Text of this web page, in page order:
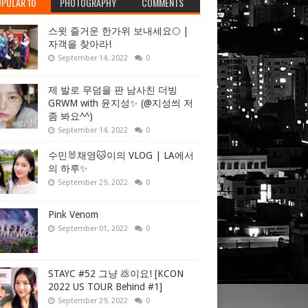
스윗 즐거운 한가위 보내세요🌕 |
자객을 찾아라!
September 14, 2022 0
제 발로 무덤을 판 남사친 더빙
GRWM with 윤지성✨ (@지성씌 저
좀 봐요^^)
September 14, 2022 0
수민🐰채영🐱이의 VLOG | LA에서
의 하루✨
September 29, 2022 0
Pink Venom
September 01, 2022 0
STAYC #52 그냥 💩이요! [KCON
2022 US TOUR Behind #1]
September 29, 2022 0